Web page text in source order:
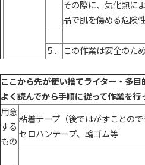
その際に、気化熱に
品で肌を傷める危険
５． この作業は安全のた
ここから先が使い捨てライター・多目
よく読んでから手順に従って作業を行
用意
する
もの
粘着テープ（後ではがすことので
セロハンテープ、輪ゴム等